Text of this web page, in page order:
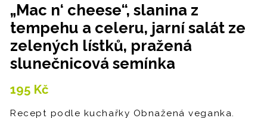
„Mac n‘ cheese“, slanina z
tempehu a celeru, jarní salát ze
zelených lístků, pražená
slunečnicová semínka
195 Kč
Recept podle kuchařky Obnažená veganka.